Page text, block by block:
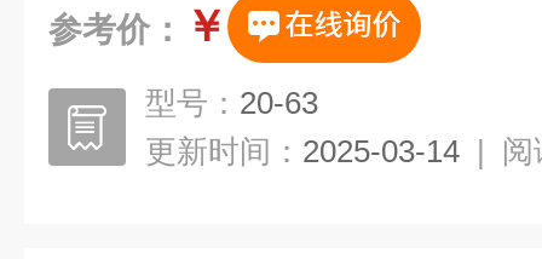
参考价： ￥
型号： 20-63
更新时间： 2025-03-14 | 阅